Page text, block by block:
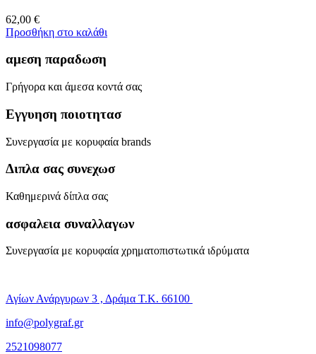
62,00 €
Προσθήκη στο καλάθι
αμεση παραδωση
Γρήγορα και άμεσα κοντά σας
Εγγυηση ποιοτητασ
Συνεργασία με κορυφαία brands
Διπλα σας συνεχωσ
Καθημερινά δίπλα σας
ασφαλεια συναλλαγων
Συνεργασία με κορυφαία χρηματοπιστωτικά ιδρύματα
Αγίων Ανάργυρων 3 , Δράμα Τ.Κ. 66100
info@polygraf.gr
2521098077